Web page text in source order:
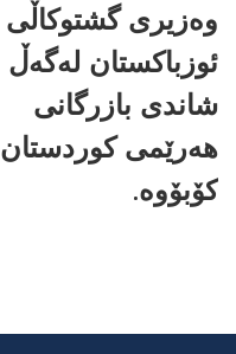
وەزیری گشتوکاڵی
ئوزباکستان لەگەڵ
شاندی بازرگانی
هەرێمی کوردستان
کۆبۆوە.